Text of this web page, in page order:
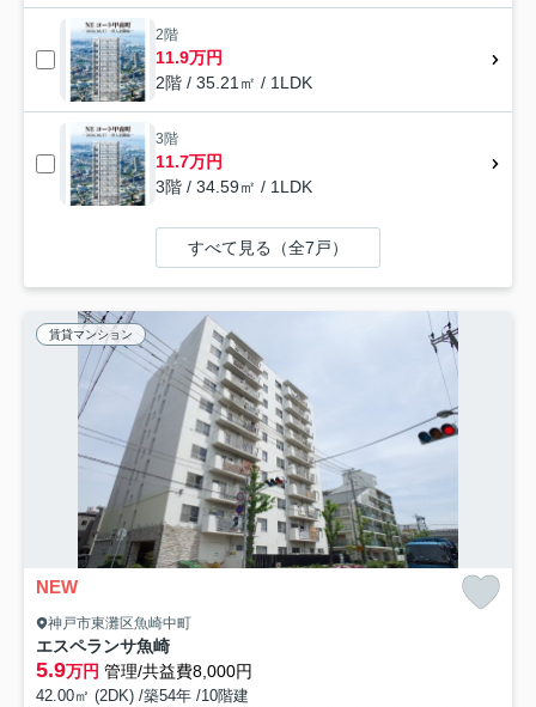
2階
11.9万円
2階 / 35.21㎡ / 1LDK
3階
11.7万円
3階 / 34.59㎡ / 1LDK
すべて見る（全7戸）
賃貸マンション
NEW
神戸市東灘区魚崎中町
エスペランサ魚崎
5.9万円 管理/共益費8,000円
42.00㎡ (2DK) /築54年 /10階建